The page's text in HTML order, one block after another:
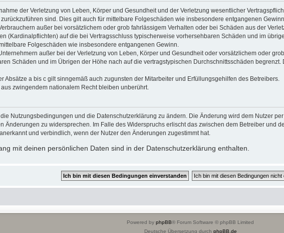
der Verletzung von Leben, Körper und Gesundheit und der Verletzung wesentlicher
sind. Dies gilt auch für mittelbare Folgeschäden wie insbesondere entgangenen
außer bei vorsätzlichem oder grob fahrlässigem Verhalten oder bei Schäden aus der
(Kardinalpflichten) auf die bei Vertragsschluss typischerweise vorhersehbaren Schäden und im
Folgeschäden wie insbesondere entgangenen Gewinn.
außer bei der Verletzung von Leben, Körper und Gesundheit oder vorsätzlichem oder
Schäden und im Übrigen der Höhe nach auf die vertragstypischen Durchschnittsschäden
Absätze a bis c gilt sinngemäß auch zugunsten der Mitarbeiter und Erfüllungsgehilfen des Betreibers.
zwingendem nationalem Recht bleiben unberührt.
Nutzungsbedingungen und die Datenschutzerklärung zu ändern. Die Änderung wird dem Nutzer
Änderungen zu widersprechen. Im Falle des Widerspruchs erlischt das zwischen dem Betreiber und
und verbindlich, wenn der Nutzer den Änderungen zugestimmt hat.
mit deinen persönlichen Daten sind in der Datenschutzerklärung enthalten.
Powered by phpBB® Forum Software © phpBB Limited
Deutsche Übersetzung durch phpBB.de